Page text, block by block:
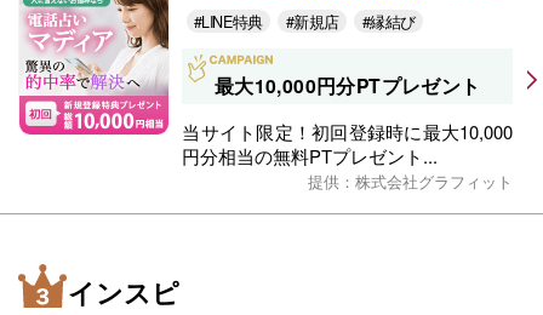
#LINE特典 #新規店 #縁結び
最大10,000円分PTプレゼント
当サイト限定！初回登録時に最大10,000
円分相当の無料PTプレゼント...
提供：株式会社グラフィット
インスピ